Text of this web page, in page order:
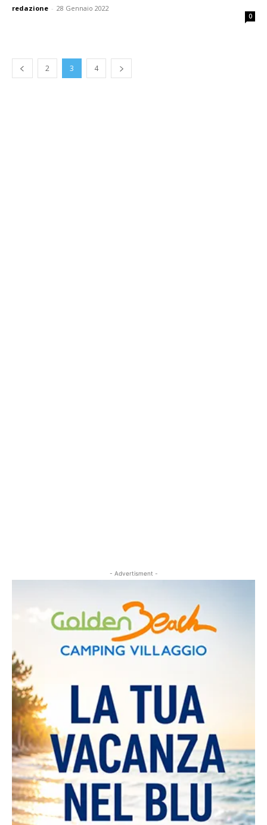
redazione - 28 Gennaio 2022
0
2 3 4
- Advertisment -